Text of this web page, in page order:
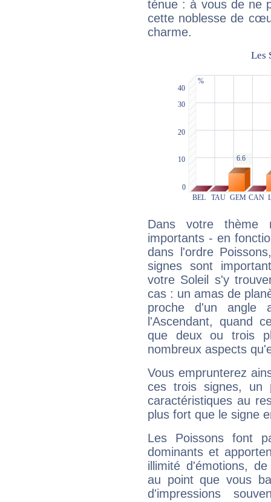
ténue : à vous de ne
cette noblesse de
charme.
Dans votre thème
importants - en
dans l'ordre
signes sont
votre Soleil s'y
cas : un amas de
proche d'un
l'Ascendant, quand
que deux ou trois
nombreux aspects
Vous emprunterez
ces trois signes, un
caractéristiques au
plus fort que le signe
Les Poissons font
dominants et
illimité d'émotions,
au point que vous
d'impressions